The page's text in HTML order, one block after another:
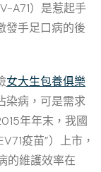
A71）是惹起手
發手足口病的後
女大生包養俱樂
染病，可是需求
年年末，我國
疫苗”）上市，
的維護效率在